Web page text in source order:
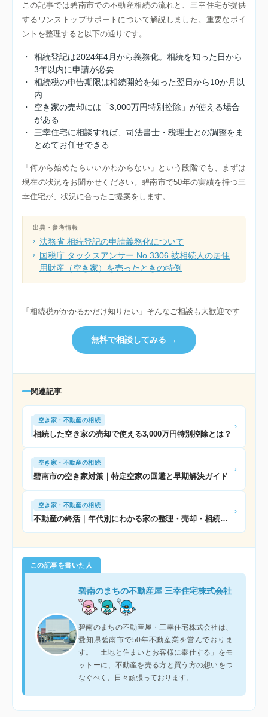
この記事では碧南市での不動産相続の流れと、三幸住宅が提供
するワンストップサポートについて解説しました。重要なポイ
ントを整理すると以下の通りです。
・
相続登記は2024年4月から義務化。相続を知った日から
3年以内に申請が必要
・
相続税の申告期限は相続開始を知った翌日から10か月以
内
・
空き家の売却には「3,000万円特別控除」が使える場合
がある
・
三幸住宅に相談すれば、司法書士・税理士との調整をま
とめてお任せできる
「何から始めたらいいかわからない」という段階でも、まずは
現在の状況をお聞かせください。碧南市で50年の実績を持つ三
幸住宅が、状況に合ったご提案をします。
出典・参考情報
法務省 相続登記の申請義務化について
国税庁 タックスアンサー No.3306 被相続人の居住
用財産（空き家）を売ったときの特例
「相続税がかかるかだけ知りたい」そんなご相談も大歓迎です
無料で相談してみる →
関連記事
空き家・不動産の相続
相続した空き家の売却で使える3,000万円特別控除とは？
›
空き家・不動産の相続
碧南市の空き家対策｜特定空家の回避と早期解決ガイド
›
空き家・不動産の相続
不動産の終活｜年代別にわかる家の整理・売却・相続ガイド
›
この記事を書いた人
碧南のまちの不動産屋 三幸住宅株式会社
碧南のまちの不動産屋・三幸住宅株式会社は、
愛知県碧南市で50年不動産業を営んでおりま
す。「土地と住まいとお客様に奉仕する」をモ
ットーに、不動産を売る方と買う方の想いをつ
なぐべく、日々頑張っております。